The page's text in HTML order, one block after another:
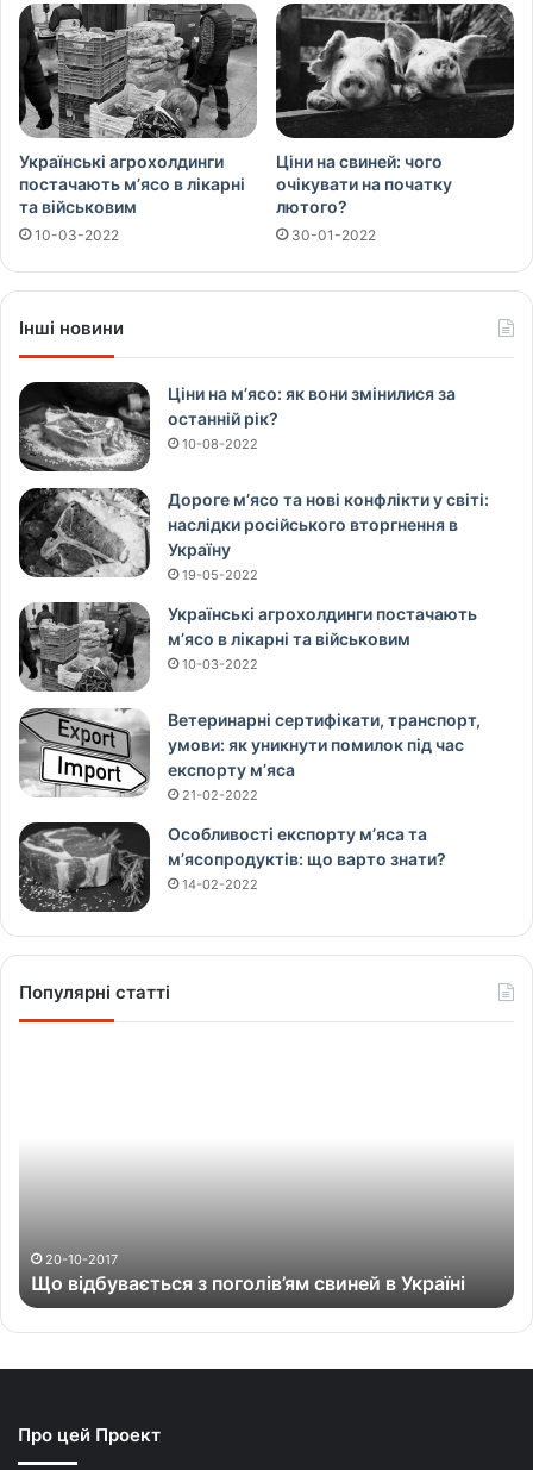
Українські агрохолдинги
постачають м’ясо в лікарні
та військовим
10-03-2022
Ціни на свиней: чого
очікувати на початку
лютого?
30-01-2022
Інші новини
Ціни на м’ясо: як вони змінилися за
останній рік?
10-08-2022
Дороге м’ясо та нові конфлікти у світі:
наслідки російського вторгнення в
Україну
19-05-2022
Українські агрохолдинги постачають
м’ясо в лікарні та військовим
10-03-2022
Ветеринарні сертифікати, транспорт,
умови: як уникнути помилок під час
експорту м’яса
21-02-2022
Особливості експорту м’яса та
м’ясопродуктів: що варто знати?
14-02-2022
Популярні статті
т
ь
п
о
20-10-2017
Що відбувається з поголів’ям свиней в Україні
Про цей Проект